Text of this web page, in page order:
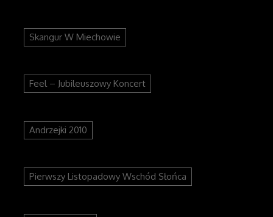
Skangur W Miechowie
Feel – Jubileuszowy Koncert
Andrzejki 2010
Pierwszy Listopadowy Wschód Słońca